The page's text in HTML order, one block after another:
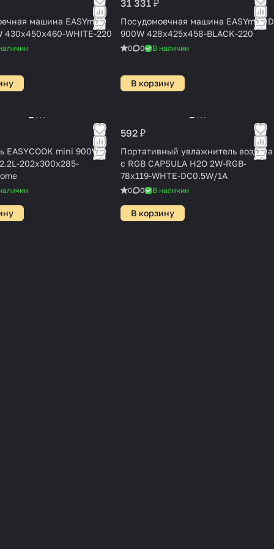
машина EASYmini
430x450x460-WHITE-220
31 331 ₽
Посудомоечная машина EASYmini D
900W 428x425x458-BLACK-220
0 0 В наличии
В корзину
EASYCOOK mini 900W-
202х300х285-
592 ₽
Портативный увлажнитель воздуха
с RGB CAPSULA H2O 2W-RGB-
78x119-WHTE-DC0.5W/1A
0 0 В наличии
В корзину